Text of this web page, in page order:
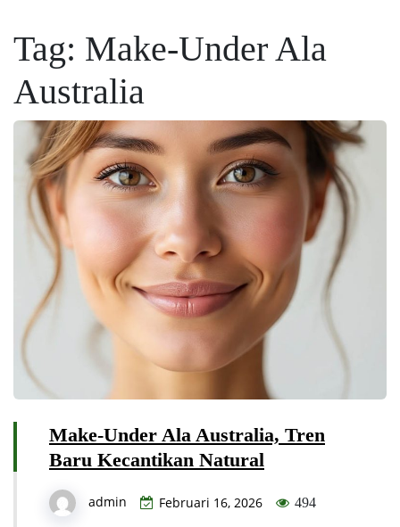
Tag: Make-Under Ala
Australia
Make-Under Ala Australia, Tren
Baru Kecantikan Natural
admin Februari 16, 2026 494